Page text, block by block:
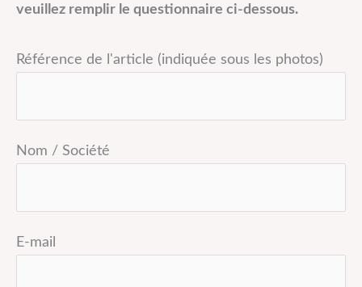
veuillez remplir le questionnaire ci-dessous.
Référence de l'article (indiquée sous les photos)
Nom / Société
E-mail